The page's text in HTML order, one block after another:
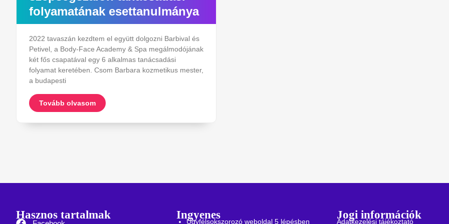
folyamatának esettanulmánya
2022 tavaszán kezdtem el együtt dolgozni Barbival és
Petivel, a Body-Face Academy & Spa megálmodójának
két fős csapatával egy 6 alkalmas tanácsadási
folyamat keretében. Csom Barbara kozmetikus mester,
a budapesti
Tovább olvasom
Hasznos tartalmak Ingyenes
Ügyfélsokszorozó weboldal 5 lépésben
Jogi információk
Adatkezelési tájékoztató